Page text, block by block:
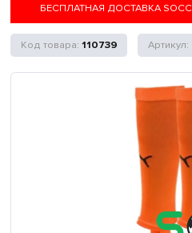
БЕСПЛАТНАЯ ДОСТАВКА
110739